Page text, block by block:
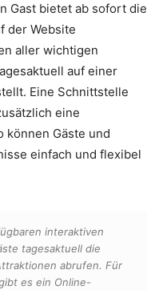
Gast bietet ab sofort die
der Website
aller wichtigen
auf einer
Eine Schnittstelle
eine
können Gäste und
einfach und flexibel
interaktiven
tagesaktuell die
abrufen. Für
es ein Online-